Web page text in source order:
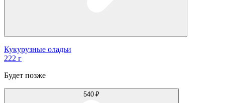
Кукурузные оладьи
222 г
Будет позже
540 ₽